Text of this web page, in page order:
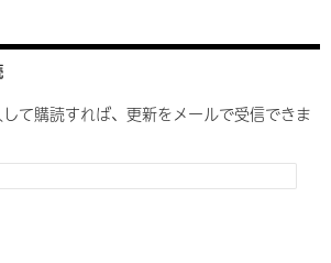
て購読すれば、更新をメールで受信できま